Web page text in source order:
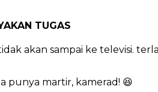
TUGAS
akan sampai ke televisi.
punya martir, kamerad! 😆